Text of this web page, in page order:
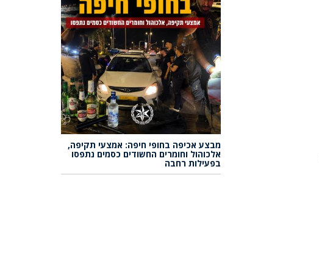
מבצע אכיפה בחופי חיפה: אמצעי תקיפה,
אלכוהול וחומרים החשודים כסמים נתפסו
בפעילות רחבה